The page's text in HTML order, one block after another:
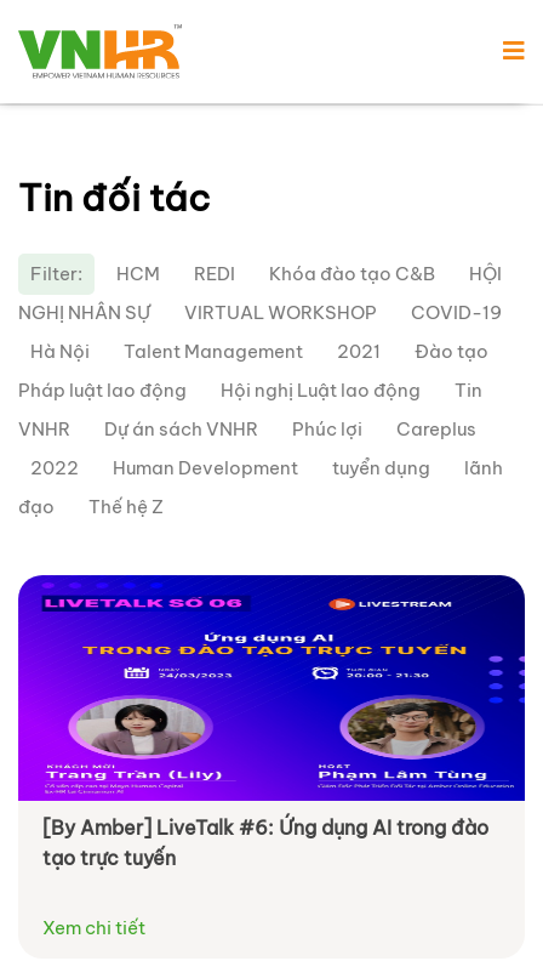
Tin đối tác
Filter: HCM REDI Khóa đào tạo C&B
HỘI
NGHỊ NHÂN SỰ
VIRTUAL WORKSHOP
COVID-19
Hà Nội
Talent Management 2021
Đào tạo
Pháp luật lao động
Hội nghị Luật lao động
Tin
VNHR
Dự án sách VNHR Phúc lợi
Careplus
2022
Human Development tuyển dụng
lãnh
đạo
Thế hệ Z
[By Amber] LiveTalk #6: Ứng dụng AI trong đào
tạo trực tuyến
Xem chi tiết